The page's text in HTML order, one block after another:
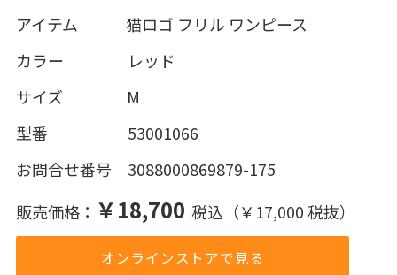
アイテム 猫ロゴ フリル ワンピース
カラー レッド
サイズ M
型番 53001066
お問合せ番号 3088000869879-175
販売価格： ￥18,700 税込（￥17,000 税抜）
オンラインストアで見る